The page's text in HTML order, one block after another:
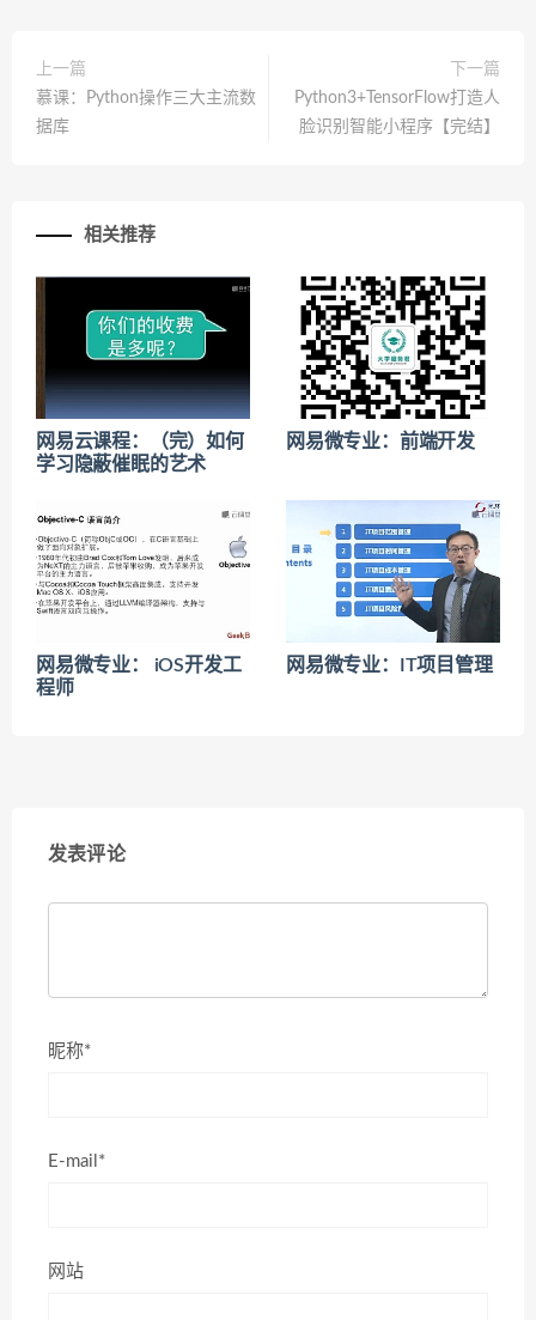
上一篇
慕课：Python操作三大主流数
据库
下一篇
Python3+TensorFlow打造人
脸识别智能小程序【完结】
相关推荐
网易云课程：（完）如何
学习隐蔽催眠的艺术
网易微专业：前端开发
网易微专业： iOS开发工
程师
网易微专业：IT项目管理
发表评论
昵称*
E-mail*
网站